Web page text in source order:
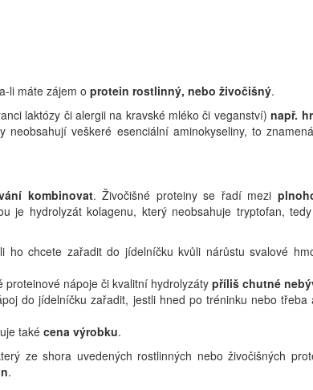
li máte zájem o protein rostlinný, nebo živočišný.
laktózy či alergii na kravské mléko či veganství)např.
veškeré esenciální aminokyseliny, to
kombinovat. Živočišné proteiny se řadí mezi
je hydrolyzát kolagenu, který neobsahuje tryptofan,
ho chcete zařadit do jídelníčku kvůli nárůstu svalové
nápoje či kvalitní hydrolyzáty příliš chutné
do jídelníčku zařadit, jestli hned po tréninku nebo třeba
také cena výrobku.
ze shora uvedených rostlinných nebo živočišných
.